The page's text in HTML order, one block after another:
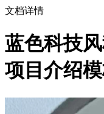
文档详情
蓝色科技
项目介绍